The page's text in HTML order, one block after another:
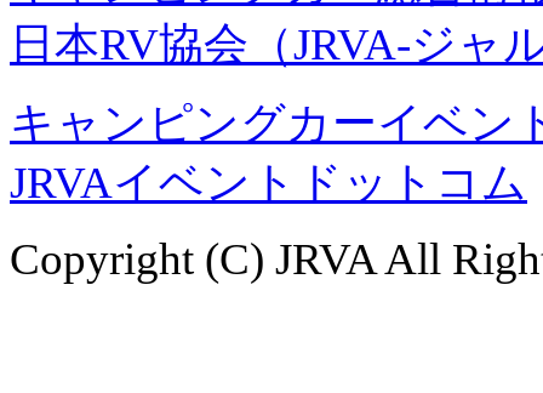
日本RV協会（JRVA-ジャ
キャンピングカーイベン
JRVAイベントドットコム
Copyright (C) JRVA All